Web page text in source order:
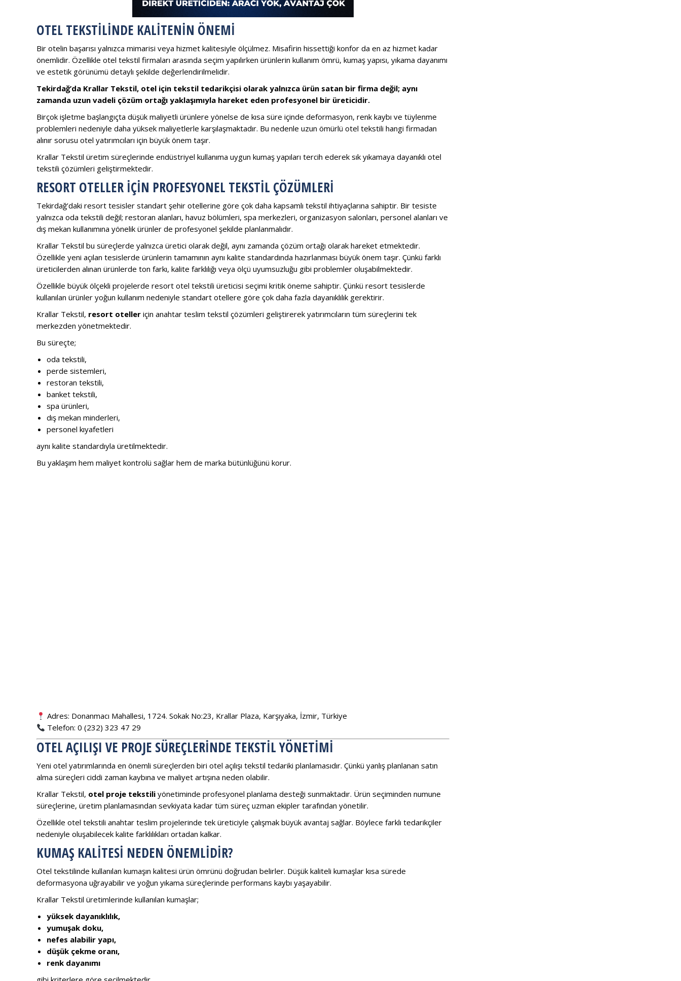
OTEL TEKSTILINDE KALITENIN ÖNEMI
Bir otelin başarısı yalnızca mimarisi veya hizmet kalitesiyle ölçülmez. Misafirin hissettiği konfor da en az hizmet kadar
önemlidir. Özellikle otel tekstil firmaları arasında seçim yapılırken ürünlerin kullanım ömrü, kumaş yapısı, yıkama dayanımı
ve estetik görünümü detaylı şekilde değerlendirilmelidir.
Tekirdağ’da Krallar Tekstil, otel için tekstil tedarikçisi olarak yalnızca ürün satan bir firma değil; aynı
zamanda uzun vadeli çözüm ortağı yaklaşımıyla hareket eden profesyonel bir üreticidir.
Birçok işletme başlangıçta düşük maliyetli ürünlere yönelse de kısa süre içinde deformasyon, renk kaybı ve tüylenme
problemleri nedeniyle daha yüksek maliyetlerle karşılaşmaktadır. Bu nedenle uzun ömürlü otel tekstili hangi firmadan
alınır sorusu otel yatırımcıları için büyük önem taşır.
Krallar Tekstil üretim süreçlerinde endüstriyel kullanıma uygun kumaş yapıları tercih ederek sık yıkamaya dayanıklı otel
tekstili çözümleri geliştirmektedir.
RESORT OTELLER İÇIN PROFESYONEL TEKSTIL ÇÖZÜMLERI
Tekirdağ’daki resort tesisler standart şehir otellerine göre çok daha kapsamlı tekstil ihtiyaçlarına sahiptir. Bir tesiste
yalnızca oda tekstili değil; restoran alanları, havuz bölümleri, spa merkezleri, organizasyon salonları, personel alanları ve
dış mekan kullanımına yönelik ürünler de profesyonel şekilde planlanmalıdır.
Krallar Tekstil bu süreçlerde yalnızca üretici olarak değil, aynı zamanda çözüm ortağı olarak hareket etmektedir.
Özellikle yeni açılan tesislerde ürünlerin tamamının aynı kalite standardında hazırlanması büyük önem taşır. Çünkü farklı
üreticilerden alınan ürünlerde ton farkı, kalite farklılığı veya ölçü uyumsuzluğu gibi problemler oluşabilmektedir.
Özellikle büyük ölçekli projelerde resort otel tekstili üreticisi seçimi kritik öneme sahiptir. Çünkü resort tesislerde
kullanılan ürünler yoğun kullanım nedeniyle standart otellere göre çok daha fazla dayanıklılık gerektirir.
Krallar Tekstil, resort oteller için anahtar teslim tekstil çözümleri geliştirerek yatırımcıların tüm süreçlerini tek
merkezden yönetmektedir.
Bu süreçte;
oda tekstili,
perde sistemleri,
restoran tekstili,
banket tekstili,
spa ürünleri,
dış mekan minderleri,
personel kıyafetleri
aynı kalite standardıyla üretilmektedir.
Bu yaklaşım hem maliyet kontrolü sağlar hem de marka bütünlüğünü korur.
Adres: Donanmacı Mahallesi, 1724. Sokak No:23, Krallar Plaza, Karşıyaka, İzmir, Türkiye
Telefon: 0 (232) 323 47 29
OTEL AÇILIŞI VE PROJE SÜREÇLERINDE TEKSTIL YÖNETIMI
Yeni otel yatırımlarında en önemli süreçlerden biri otel açılışı tekstil tedariki planlamasıdır. Çünkü yanlış planlanan satın
alma süreçleri ciddi zaman kaybına ve maliyet artışına neden olabilir.
Krallar Tekstil, otel proje tekstili yönetiminde profesyonel planlama desteği sunmaktadır. Ürün seçiminden numune
süreçlerine, üretim planlamasından sevkiyata kadar tüm süreç uzman ekipler tarafından yönetilir.
Özellikle otel tekstili anahtar teslim projelerinde tek üreticiyle çalışmak büyük avantaj sağlar. Böylece farklı tedarikçiler
nedeniyle oluşabilecek kalite farklılıkları ortadan kalkar.
KUMAŞ KALITESI NEDEN ÖNEMLIDIR?
Otel tekstilinde kullanılan kumaşın kalitesi ürün ömrünü doğrudan belirler. Düşük kaliteli kumaşlar kısa sürede
deformasyona uğrayabilir ve yoğun yıkama süreçlerinde performans kaybı yaşayabilir.
Krallar Tekstil üretimlerinde kullanılan kumaşlar;
yüksek dayanıklılık,
yumuşak doku,
nefes alabilir yapı,
düşük çekme oranı,
renk dayanımı